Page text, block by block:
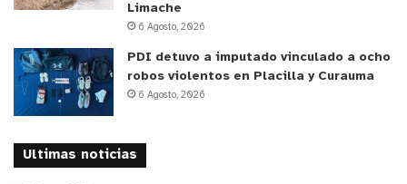
Limache
6 Agosto, 2026
PDI detuvo a imputado vinculado a ocho
robos violentos en Placilla y Curauma
6 Agosto, 2026
Ultimas noticias